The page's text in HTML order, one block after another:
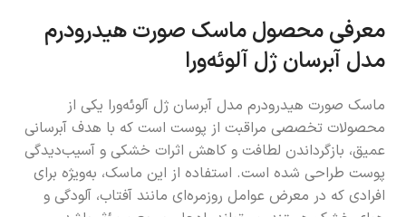
معرفی محصول ماسک صورت هیدرودرم
مدل آبرسان ژل آلوئه‌ورا
ماسک صورت هیدرودرم مدل آبرسان ژل آلوئه‌ورا یکی از
محصولات تخصصی مراقبت از پوست است که با هدف آبرسانی
عمیق، بازگرداندن لطافت و کاهش اثرات خشکی و آسیب‌دیدگی
پوست طراحی شده است. استفاده از این ماسک، به‌ویژه برای
افرادی که در معرض عوامل روزمره‌ای مانند آفتاب، آلودگی و